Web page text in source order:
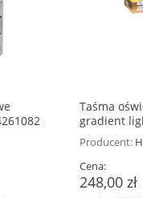
Taśma
gradient
Producent:
Cena:
248,00 zł